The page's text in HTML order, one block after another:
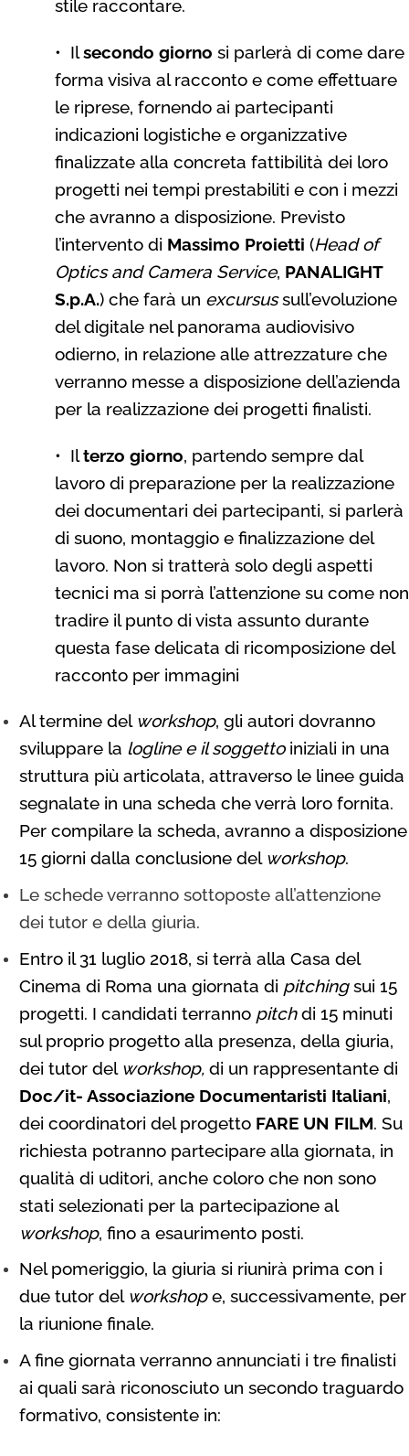
stile raccontare.
• Ilsecondo giorno si parlerà di come dare
forma visiva al racconto e come effettuare
le riprese, fornendo ai partecipanti
indicazioni logistiche e organizzative
finalizzate alla concreta fattibilità dei loro
progetti nei tempi prestabiliti e con i mezzi
che avranno a disposizione. Previsto
l’intervento di Massimo Proietti (Head of
Optics and Camera Service, PANALIGHT
S.p.A.) che farà un excursussull’evoluzione
del digitale nel panorama audiovisivo
odierno, in relazione alle attrezzature che
verranno messe a disposizione dell’azienda
per la realizzazione dei progetti finalisti.
• Ilterzo giorno, partendo sempre dal
lavoro di preparazione per la realizzazione
dei documentari dei partecipanti, si parlerà
di suono, montaggio e finalizzazione del
lavoro. Non si tratterà solo degli aspetti
tecnici ma si porrà l’attenzione su come non
tradire il punto di vista assunto durante
questa fase delicata di ricomposizione del
racconto per immagini
Al termine del workshop, gli autori dovranno
sviluppare la logline e il soggettoiniziali in una
struttura più articolata, attraverso le linee guida
segnalate in una scheda che verrà loro fornita.
Per compilare la scheda, avranno a disposizione
15 giorni dalla conclusione del workshop.
Le schede verranno sottoposte all’attenzione
dei tutor e della giuria.
Entro il 31 luglio 2018, si terrà alla Casa del
Cinema di Roma una giornata di pitchingsui 15
progetti. I candidati terranno pitchdi 15 minuti
sul proprio progetto alla presenza, della giuria,
dei tutor del workshop, di un rappresentante di
Doc/it- Associazione Documentaristi Italiani,
dei coordinatori del progetto FARE UN FILM. Su
richiesta potranno partecipare alla giornata, in
qualità di uditori, anche coloro che non sono
stati selezionati per la partecipazione al
workshop, fino a esaurimento posti.
Nel pomeriggio, la giuria si riunirà prima con i
due tutor del workshope, successivamente, per
la riunione finale.
A fine giornata verranno annunciati i tre finalisti
ai quali sarà riconosciuto un secondo traguardo
formativo, consistente in: